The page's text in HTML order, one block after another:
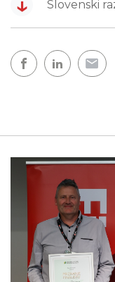
Slovenski